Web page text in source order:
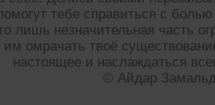
тебе справиться с
лишь незначительная часть
омрачать твоё
настоящее и наслаждаться
© Айдар